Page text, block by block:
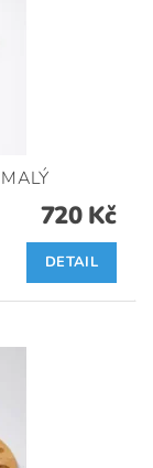
720 Kč
DETAIL